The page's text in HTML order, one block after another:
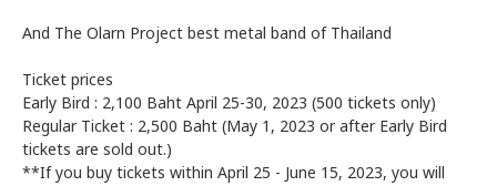
And The Olarn Project best metal band of Thailand
Ticket prices
Early Bird : 2,100 Baht April 25-30, 2023 (500 tickets only)
Regular Ticket : 2,500 Baht (May 1, 2023 or after Early Bird
tickets are sold out.)
**If you buy tickets within April 25 - June 15, 2023, you will